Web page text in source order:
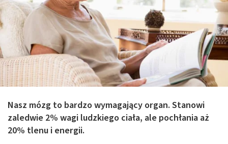
Nasz mózg to bardzo wymagający organ. Stanowi
zaledwie 2% wagi ludzkiego ciała, ale pochłania aż
20% tlenu i energii.